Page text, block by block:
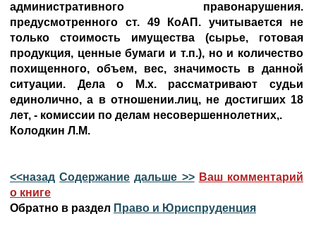
административного правонарушения.
предусмотренного ст. 49 КоАП. учитывается не
только стоимость имущества (сырье, готовая
продукция, ценные бумаги и т.п.), но и количество
похищенного, объем, вес, значимость в данной
ситуации. Дела о М.х. рассматривают судьи
единолично, а в отношении.лиц, не достигших 18
лет, - комиссии по делам несовершеннолетних,.
Колодкин Л.М.
<<назад Содержание дальше >> Ваш комментарий
о книге
Обратно в раздел Право и Юриспруденция